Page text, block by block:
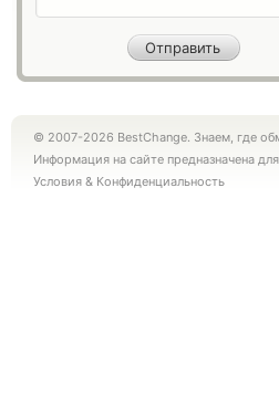
© 2007-2026 BestChange. Знаем, где
Информация на сайте предназначена
Условия & Конфиденциальность